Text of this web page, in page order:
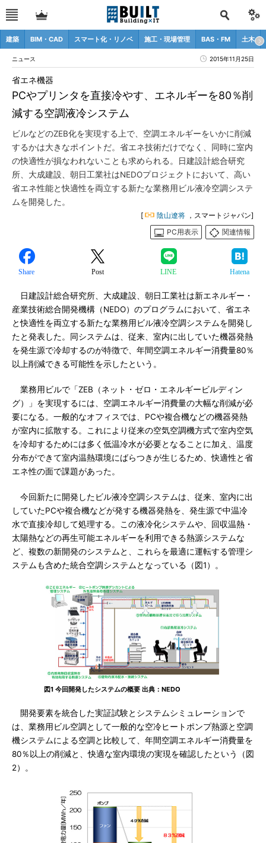
建築 BIM・CAD スマート化・リノベ 施工・現場管理 BAS・FM 土木
ニュース 2015年11月25日
PCやプリンタを直接冷やす、エネルギーを80％削
減する空調液冷システム
省エネ機器
ビルなどのZEB化を実現する上で、空調エネルギーをいかに削減
するかは大きなポイントだ。省エネ技術だけでなく、同時に室内
の快適性が損なわれないことも求められる。日建設計総合研究
所、大成建設、朝日工業社はNEDOプロジェクトにおいて、高い
省エネ性能と快適性を両立する新たな業務用ビル液冷空調システ
ムを開発した。
[ 陰山遼将 ，スマートジャパン]
PC用表示
関連情報
Share Post LINE Hatena
日建設計総合研究所、大成建設、朝日工業社は新エネルギー・
産業技術総合開発機構（NEDO）のプログラムにおいて、省エネ
と快適性を両立する新たな業務用ビル液冷空調システムを開発し
たと発表した。同システムは、従来、室内に出していた機器発熱
を発生源で冷却するのが特徴で、年間空調エネルギー消費量80％
以上削減できる可能性を示したという。
業務用ビルで「ZEB（ネット・ゼロ・エネルギービルディン
グ）」を実現するには、空調エネルギー消費量の大幅な削減が必
要になる。一般的なオフィスでは、PCや複合機などの機器発熱
が室内に拡散する。これにより従来の空気空調機方式で室内空気
を冷却するためには多く低温冷水が必要となることに加え、温度
分布ができて室内温熱環境にばらつきが生じるため、快適性と省
エネ性の面で課題があった。
今回新たに開発したビル液冷空調システムは、従来、室内に出
していたPCや複合機などが発する機器発熱を、発生源で中温冷
水で直接冷却して処理する。この液冷化システムや、回収温熱・
太陽熱などの再生可能エネルギーを利用できる熱源システムな
ど、複数の新開発のシステムと、これらを最適に運転する管理シ
ステムも含めた統合空調システムとなっている（図1）。
図1 今回開発したシステムの概要 出典：NEDO
開発要素を統合した実証試験とシステムシミュレーションで
は、業務用ビル空調として一般的な空冷ヒートポンプ熱源と空調
機システムによる空調と比較して、年間空調エネルギー消費量を
80％以上の削減と、快適な室内環境の実現を確認したという（図
2）。